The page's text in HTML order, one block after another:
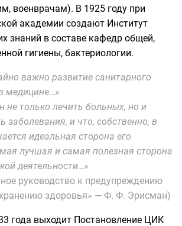
военврачам). В 1925 году при
академии создают Институт
знаний в составе кафедр общей,
гигиены, бактериологии.
важно развитие санитарного
медицине…»
не только лечить больных, но и
заболевания, и что, собственно, в
идеальная сторона его
лучшая и самая полезная сторона
деятельности…»
руководство к предупреждению
здоровья» — Ф. Ф. Эрисман)
года выходит Постановление ЦИК